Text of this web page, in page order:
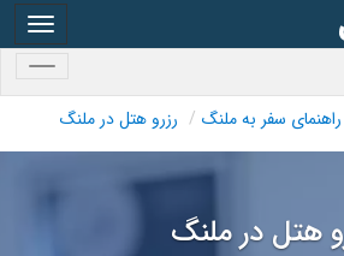
راهنمای سفر به ملنگ رزرو هتل در ملنگ
هتل در ملنگ